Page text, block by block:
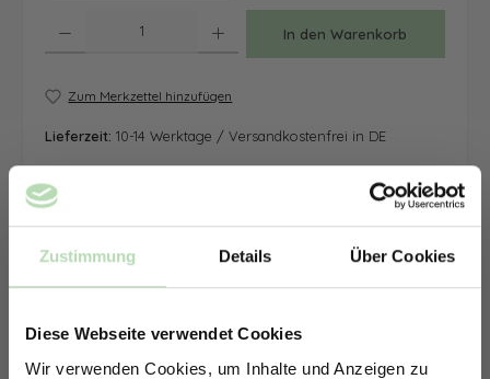
Zustimmung Details Über Cookies
Diese Webseite verwendet Cookies
Wir verwenden Cookies, um Inhalte und Anzeigen zu
In den Warenkorb
Zum Merkzettel hinzufügen
Lieferzeit: 10-14 Werktage / Versandkostenfrei in DE